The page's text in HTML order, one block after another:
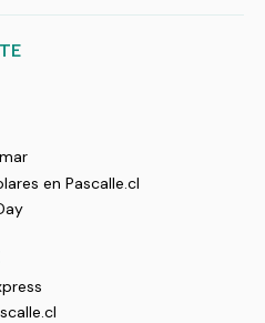
en Pascalle.cl